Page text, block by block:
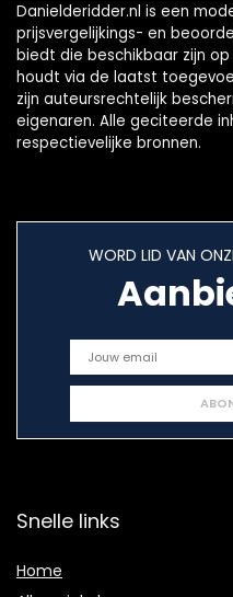
Danielderidder.nl is een
prijsvergelijkings- en
biedt die beschikbaar zijn
houdt via de laatst
zijn auteursrechtelijk
eigenaren. Alle geciteerde
respectievelijke bronnen.
WORD LID VAN
Snelle links
Home